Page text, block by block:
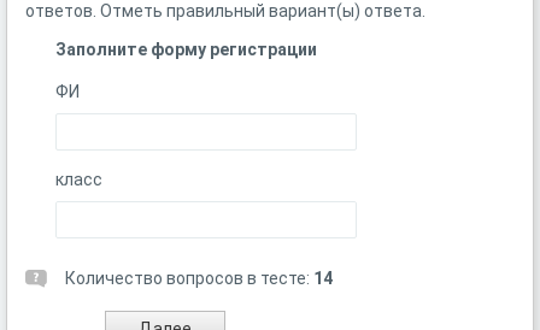
ответов. Отметь правильный вариант(ы) ответа.
Заполните форму регистрации
ФИ
класс
Количество вопросов в тесте: 14